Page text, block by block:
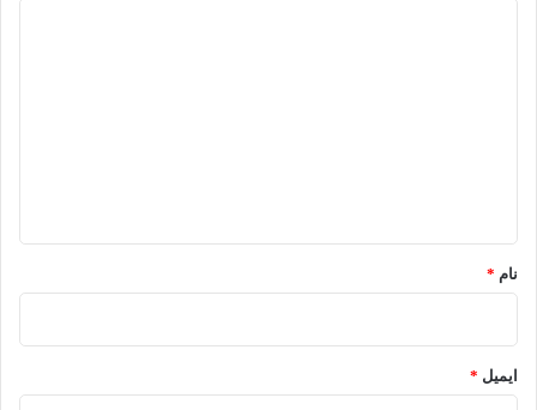
نام *
ایمیل *